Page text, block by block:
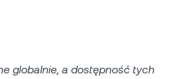
globalnie, a dostępność tych